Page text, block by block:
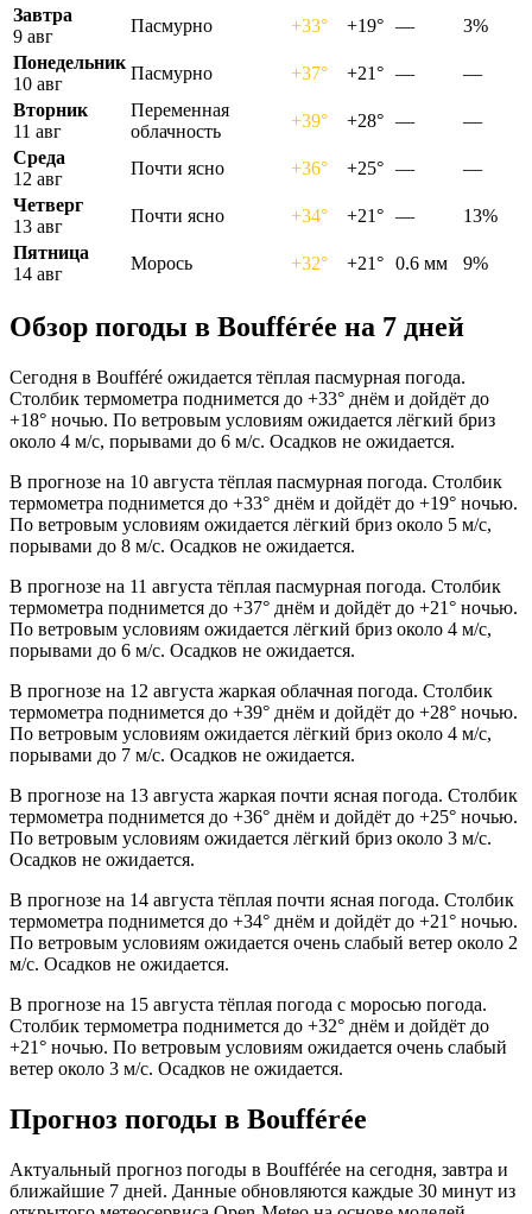
Завтра
9 авг
Пасмурно +33° +19° —
3%
Понедельник
10 авг
Пасмурно +37° +21° —
—
Вторник
11 авг
Переменная
облачность
+39° +28° —
—
Среда
12 авг
Почти ясно +36° +25° —
—
Четверг
13 авг
Почти ясно +34° +21° —
13%
Пятница
14 авг
Морось +32° +21° 0.6 мм 9%
Обзор погоды в Boufféréе на 7 дней
Сегодня в Boufféré ожидается тёплая пасмурная погода.
Столбик термометра поднимется до +33° днём и дойдёт до
+18° ночью. По ветровым условиям ожидается лёгкий бриз
около 4 м/с, порывами до 6 м/с. Осадков не ожидается.
В прогнозе на 10 августа тёплая пасмурная погода. Столбик
термометра поднимется до +33° днём и дойдёт до +19° ночью.
По ветровым условиям ожидается лёгкий бриз около 5 м/с,
порывами до 8 м/с. Осадков не ожидается.
В прогнозе на 11 августа тёплая пасмурная погода. Столбик
термометра поднимется до +37° днём и дойдёт до +21° ночью.
По ветровым условиям ожидается лёгкий бриз около 4 м/с,
порывами до 6 м/с. Осадков не ожидается.
В прогнозе на 12 августа жаркая облачная погода. Столбик
термометра поднимется до +39° днём и дойдёт до +28° ночью.
По ветровым условиям ожидается лёгкий бриз около 4 м/с,
порывами до 7 м/с. Осадков не ожидается.
В прогнозе на 13 августа жаркая почти ясная погода. Столбик
термометра поднимется до +36° днём и дойдёт до +25° ночью.
По ветровым условиям ожидается лёгкий бриз около 3 м/с.
Осадков не ожидается.
В прогнозе на 14 августа тёплая почти ясная погода. Столбик
термометра поднимется до +34° днём и дойдёт до +21° ночью.
По ветровым условиям ожидается очень слабый ветер около 2
м/с. Осадков не ожидается.
В прогнозе на 15 августа тёплая погода с моросью погода.
Столбик термометра поднимется до +32° днём и дойдёт до
+21° ночью. По ветровым условиям ожидается очень слабый
ветер около 3 м/с. Осадков не ожидается.
Прогноз погоды в Boufféréе
Актуальный прогноз погоды в Boufféréе на сегодня, завтра и
ближайшие 7 дней. Данные обновляются каждые 30 минут из